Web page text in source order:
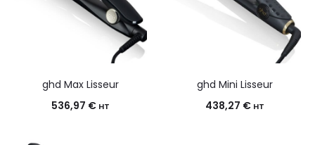
ghd Max Lisseur
536,97 € HT
ghd Mini Lisseur
438,27 € HT